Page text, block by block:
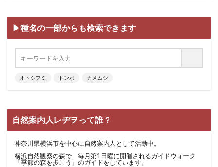
▶種名の一部からも検索できます
オトシブミ トンボ カメムシ
自然案内人レヂヲって誰？
神奈川県横浜市を中心に自然案内人として活動中。
横浜自然観察の森で、毎月第1日曜に開催されるガイドウォーク
「季節の森を歩こう」のガイドをしています。